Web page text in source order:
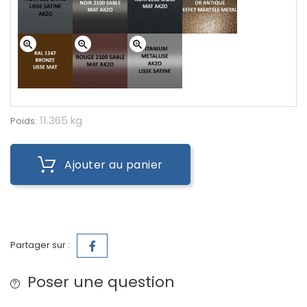
zoom_in zoom_in zoom_in
Poids: 11.365 kg
Ajouter au panier
Partager sur :
Poser une question